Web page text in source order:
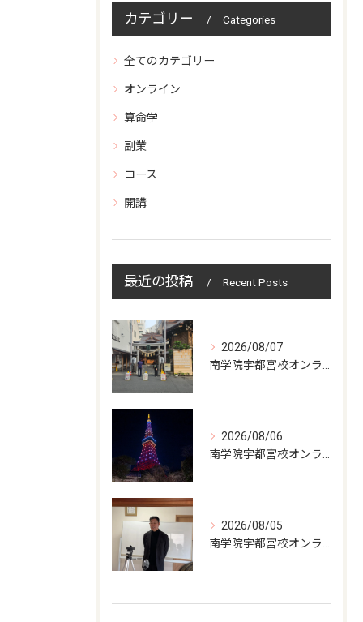
カテゴリー Categories
全てのカテゴリー
オンライン
算命学
副業
コース
開講
最近の投稿 Recent Posts
2026/08/07
2026/08/06
2026/08/05